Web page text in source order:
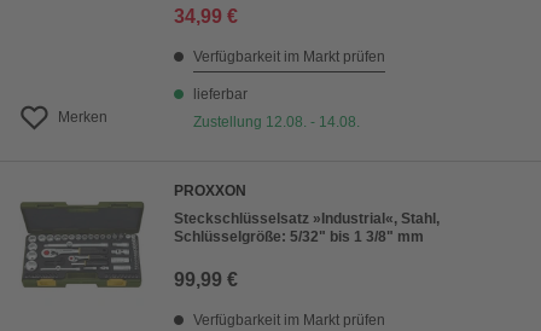
Merken
34,99 €
Verfügbarkeit im Markt prüfen
lieferbar
Zustellung 12.08. - 14.08.
PROXXON
Steckschlüsselsatz »Industrial«, Stahl,
Schlüsselgröße: 5/32" bis 1 3/8" mm
99,99 €
Verfügbarkeit im Markt prüfen